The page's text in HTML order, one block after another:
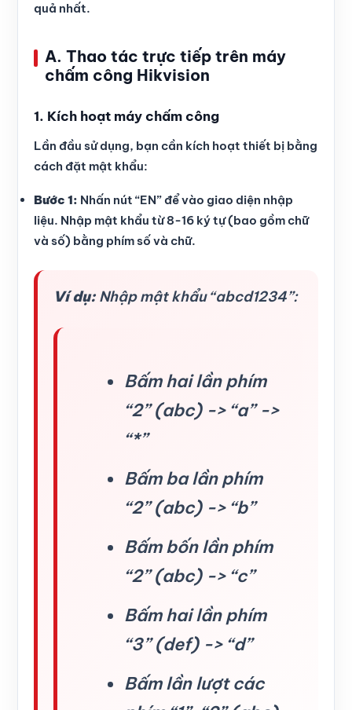
quả nhất.
A. Thao tác trực tiếp trên máy
chấm công Hikvision
1. Kích hoạt máy chấm công
Lần đầu sử dụng, bạn cần kích hoạt thiết bị bằng
cách đặt mật khẩu:
Bước 1: Nhấn nút “EN” để vào giao diện nhập
liệu. Nhập mật khẩu từ 8-16 ký tự (bao gồm chữ
và số) bằng phím số và chữ.
Ví dụ: Nhập mật khẩu “abcd1234”:
Bấm hai lần phím
“2” (abc) -> “a” ->
“*”
Bấm ba lần phím
“2” (abc) -> “b”
Bấm bốn lần phím
“2” (abc) -> “c”
Bấm hai lần phím
“3” (def) -> “d”
Bấm lần lượt các